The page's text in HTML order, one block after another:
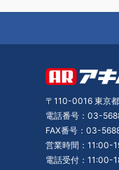
〒110-0016 東京
電話番号：03-
FAX番号：03-
営業時間：11:00-
電話受付：11:00-